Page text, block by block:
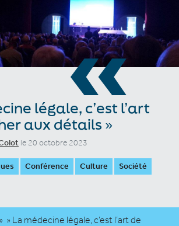
«
légale, c’est l’art
aux détails »
le 20 octobre 2023
Conférence Culture Société
» » La médecine légale, c’est l’art de